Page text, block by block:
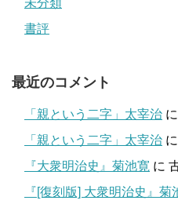
未分類
書評
最近のコメント
「親という二字」太宰治 に
「親という二字」太宰治 に
『大衆明治史』菊池寛 に
『[復刻版] 大衆明治史』菊